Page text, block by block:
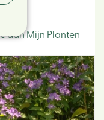
aan Mijn Planten